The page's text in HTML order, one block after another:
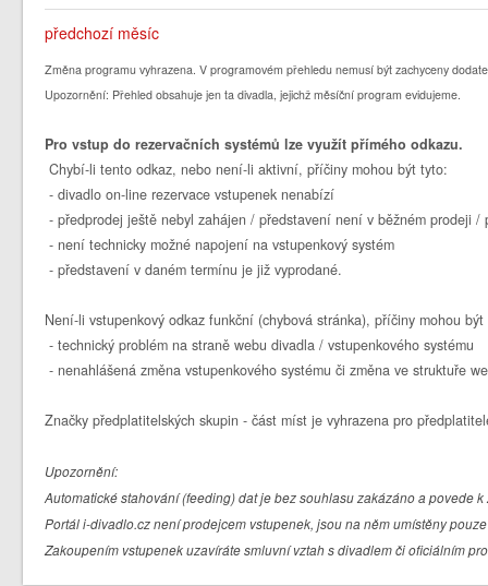
předchozí měsíc
Změna programu vyhrazena. V programovém přehledu nemusí být zachyceny
Upozornění: Přehled obsahuje jen ta divadla, jejichž měsíční program evidujeme.
Pro vstup do rezervačních systémů lze využít přímého odkazu.
Chybí-li tento odkaz, nebo není-li aktivní, příčiny mohou být tyto:
- divadlo on-line rezervace vstupenek nenabízí
- předprodej ještě nebyl zahájen / představení není v běžném prodeji /
- není technicky možné napojení na vstupenkový systém
- představení v daném termínu je již vyprodané.
Není-li vstupenkový odkaz funkční (chybová stránka), příčiny mohou
- technický problém na straně webu divadla / vstupenkového systému
- nenahlášená změna vstupenkového systému či změna ve struktuře
Značky předplatitelských skupin - část míst je vyhrazena pro
Upozornění:
Automatické stahování (feeding) dat je bez souhlasu zakázáno a povede
Portál i-divadlo.cz není prodejcem vstupenek, jsou na něm umístěny
Zakoupením vstupenek uzavíráte smluvní vztah s divadlem či oficiálním